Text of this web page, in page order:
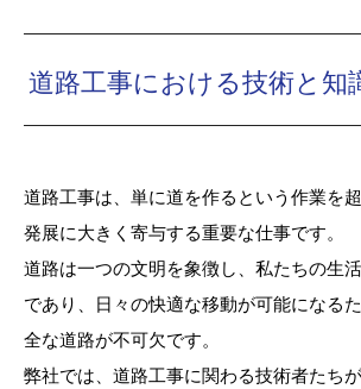
道路工事における技術と知
道路工事は、単に道を作るという作業を
発展に大きく寄与する重要な仕事です。
道路は一つの文明を象徴し、私たちの生
であり、日々の快適な移動が可能になる
全な道路が不可欠です。
弊社では、道路工事に関わる技術者たち